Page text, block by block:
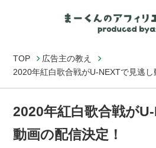
TOP
広告主の教え
2020年紅白歌合戦がU-NEXTで見逃し
2020年紅白歌合戦が
動画の配信決定！